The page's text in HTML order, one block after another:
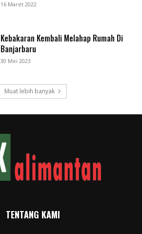
16 Maret 2022
Kebakaran Kembali Melahap Rumah Di
Banjarbaru
30 Mei 2023
Muat lebih banyak
TENTANG KAMI